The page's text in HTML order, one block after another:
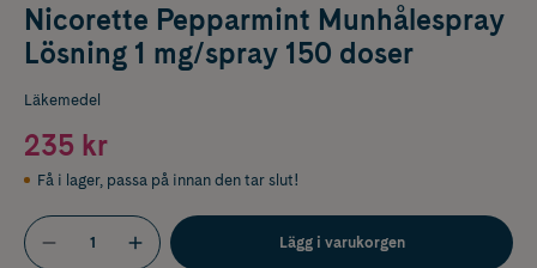
Nicorette Pepparmint Munhålespray
Lösning 1 mg/spray 150 doser
Läkemedel
235 kr
Få i lager, passa på innan den tar slut!
Lägg i varukorgen